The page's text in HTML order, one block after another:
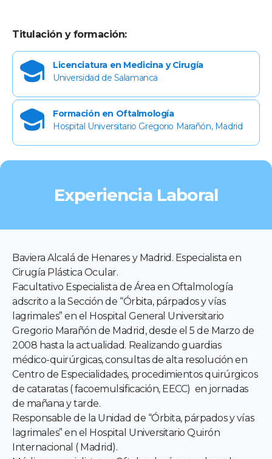
Titulación y formación:
Licenciatura en Medicina y Cirugía
Universidad de Salamanca
Formación en Oftalmología
Hospital Universitario Gregorio Marañón, Madrid
Experiencia Laboral
Baviera Alcalá de Henares y Madrid. Especialista en
Cirugía Plástica Ocular.
Facultativo Especialista de Área en Oftalmología
adscrito a la Sección de “Órbita, párpados y vías
lagrimales” en el Hospital General Universitario
Gregorio Marañón de Madrid, desde el 5 de Marzo de
2008 hasta la actualidad. Realizando guardias
médico-quirúrgicas, consultas de alta resolución en
Centro de Especialidades, procedimientos quirúrgicos
de cataratas ( facoemulsificación, EECC) en jornadas
de mañana y tarde.
Responsable de la Unidad de “Órbita, párpados y vías
lagrimales” en el Hospital Universitario Quirón
Internacional ( Madrid).